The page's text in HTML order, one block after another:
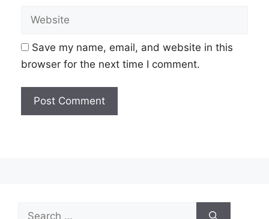
Save my name, email, and website in this
browser for the next time I comment.